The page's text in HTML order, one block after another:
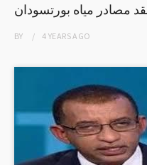
مصادر مياه بورتسودان
BY 4 YEARSAGO